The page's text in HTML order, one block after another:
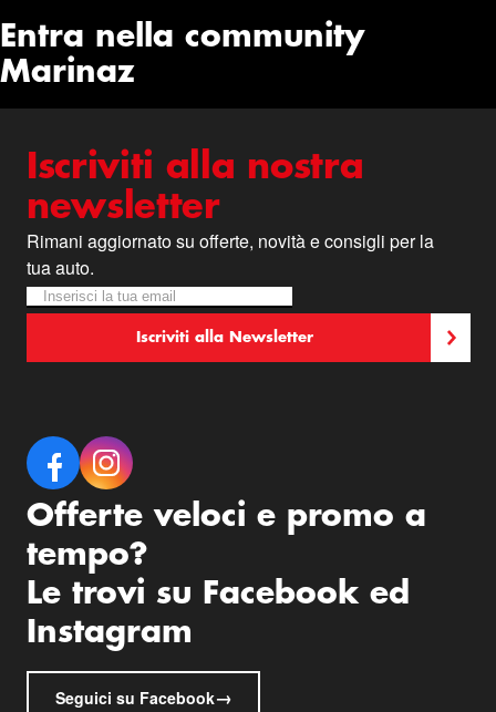
Entra nella community
Marinaz
Iscriviti alla nostra
newsletter
Rimani aggiornato su offerte, novità e consigli per la
tua auto.
Newsletter
Iscriviti alla nostra Newsletter:
Iscriviti alla Newsletter
Offerte veloci e promo a
tempo?
Le trovi su Facebook ed
Instagram
Seguici su Facebook→